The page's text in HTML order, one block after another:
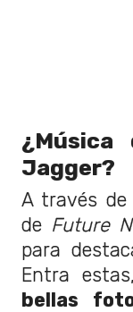
Jagger?
A través de
de Future
para
Entra estas,
bellas